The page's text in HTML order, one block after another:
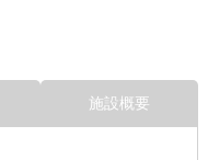
施設概要